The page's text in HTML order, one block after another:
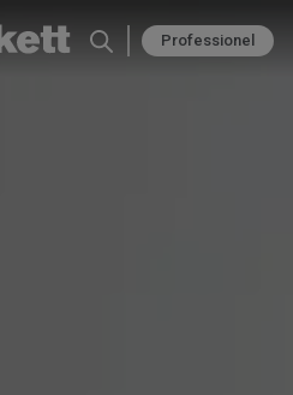
Professionel